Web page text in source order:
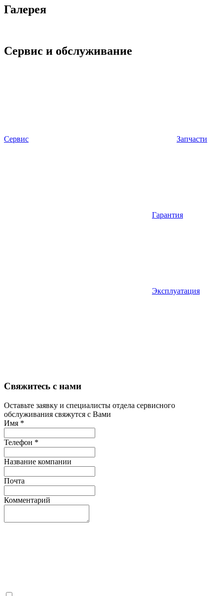
Галерея
Сервис и обслуживание
Сервис Запчасти
Гарантия
Эксплуатация
Свяжитесь с нами
Оставьте заявку и специалисты отдела сервисного
обслуживания свяжутся с Вами
Имя *
Телефон *
Название компании
Почта
Комментарий